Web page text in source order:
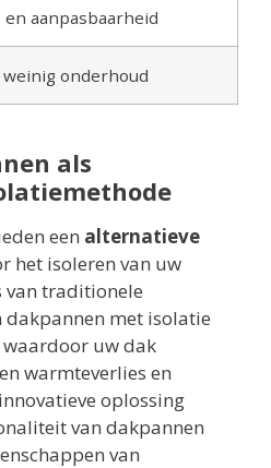
aanpasbaarheid
onderhoud
als
een alternatieve
het isoleren van uw
van traditionele
met isolatie
uw dak
warmteverlies en
oplossing
van dakpannen
van